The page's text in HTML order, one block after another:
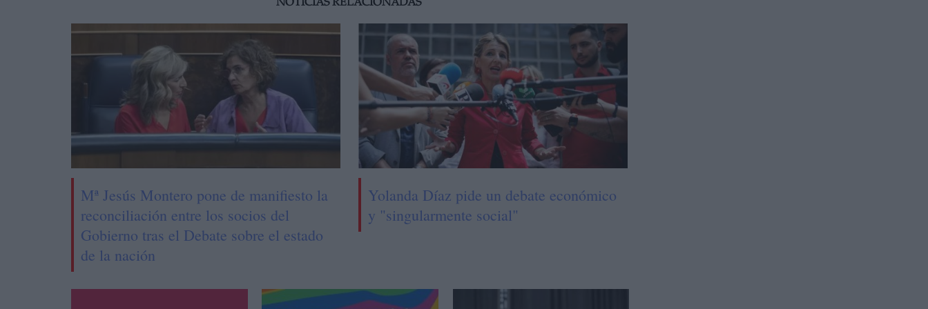
NOTICIAS RELACIONADAS
Mª Jesús Montero pone de manifiesto la
reconciliación entre los socios del
Gobierno tras el Debate sobre el estado
de la nación
Yolanda Díaz pide un debate económico
y "singularmente social"